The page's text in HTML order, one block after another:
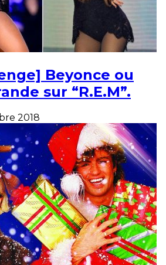
Beyonce ou
sur “R.E.M”.
2018